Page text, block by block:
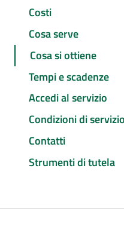
Costi
Cosa serve
Cosa si ottiene
Tempi e scadenze
Accedi al servizio
Condizioni di servizio
Contatti
Strumenti di tutela